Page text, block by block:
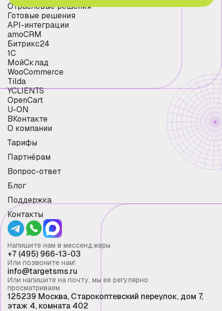
Отраслевые решения
Готовые решения
API-интеграции
amoCRM
Битрикс24
1С
МойСклад
WooCommerce
Tilda
YCLIENTS
OpenCart
U-ON
ВКонтакте
О компании
Тарифы
Партнёрам
Вопрос-ответ
Блог
Поддержка
Контакты
Напишите нам в мессенджеры
+7 (495) 966-13-03
Или позвоните нам!
info@targetsms.ru
Или напишите на почту, мы ее регулярно
просматриваем
125239 Москва, Старокоптевский переулок, дом 7,
этаж 4, комната 402